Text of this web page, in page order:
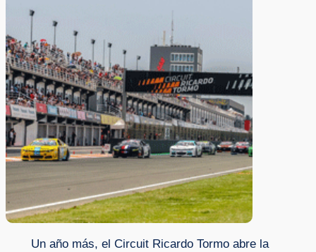
Un año más, el Circuit Ricardo Tormo abre la